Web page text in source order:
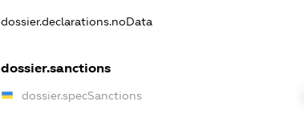
dossier.declarations.noData
dossier.sanctions
dossier.specSanctions